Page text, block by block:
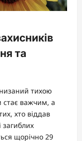
та
тихою
стає важчим, а
хто віддав
загиблих
щорічно 29